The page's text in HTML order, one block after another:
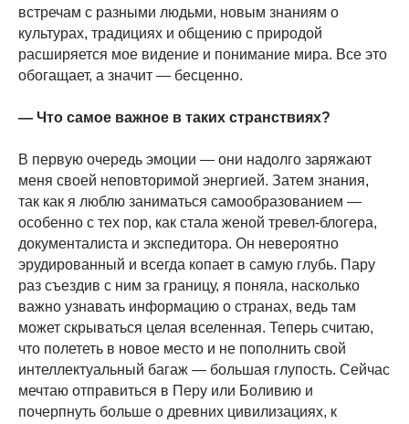
встречам с разными людьми, новым знаниям о
культурах, традициях и общению с природой
расширяется мое видение и понимание мира. Все это
обогащает, а значит — бесценно.
— Что самое важное в таких странствиях?
В первую очередь эмоции — они надолго заряжают
меня своей неповторимой энергией. Затем знания,
так как я люблю заниматься самообразованием —
особенно с тех пор, как стала женой тревел-блогера,
документалиста и экспедитора. Он невероятно
эрудированный и всегда копает в самую глубь. Пару
раз съездив с ним за границу, я поняла, насколько
важно узнавать информацию о странах, ведь там
может скрываться целая вселенная. Теперь считаю,
что полететь в новое место и не пополнить свой
интеллектуальный багаж — большая глупость. Сейчас
мечтаю отправиться в Перу или Боливию и
почерпнуть больше о древних цивилизациях, к